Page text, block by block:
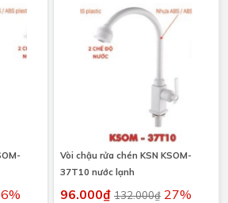
Vòi chậu rửa chén KSN KSOM-
37T10 nước lạnh
96.000₫ 132.000₫ 27%